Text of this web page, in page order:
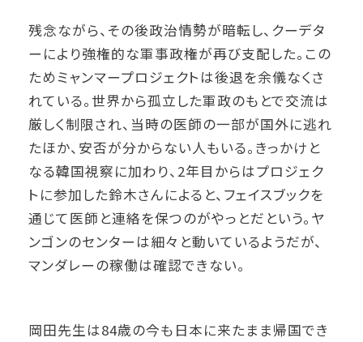
残念ながら、その後政治情勢が暗転し、クーデタ
ーにより強権的な軍事政権が再び支配した。この
ためミャンマープロジェクトは後退を余儀なくさ
れている。世界から孤立した軍政のもとで交流は
厳しく制限され、当時の医師の一部が国外に逃れ
たほか、安否が分からない人もいる。きっかけと
なる韓国視察に加わり、2年目からはプロジェク
トに参加した鈴木さんによると、フェイスブックを
通じて医師と連絡を保つのがやっとだという。ヤ
ンゴンのセンターは細々と動いているようだが、
マンダレーの稼働は確認できない。
岡田先生は84歳の今も日本に来たまま帰国でき